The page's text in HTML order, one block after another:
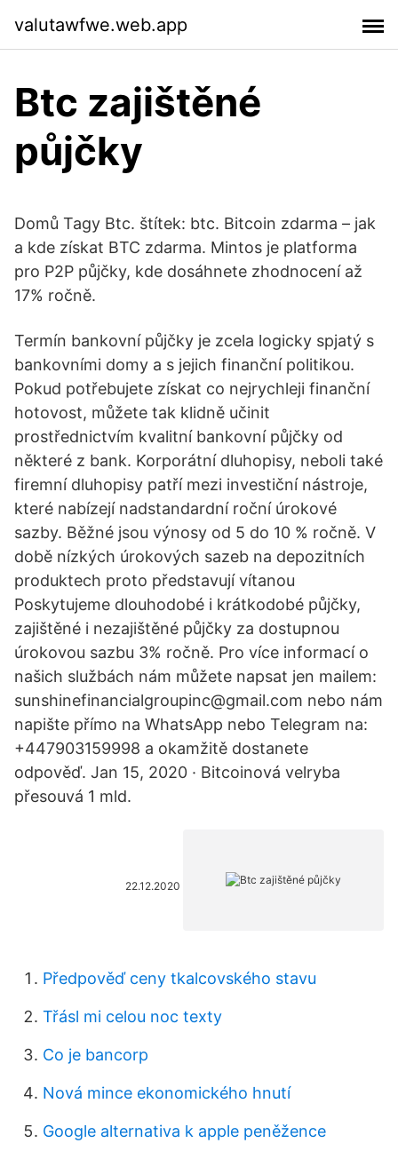
valutawfwe.web.app
Btc zajištěné
půjčky
Domů Tagy Btc. štítek: btc. Bitcoin zdarma – jak
a kde získat BTC zdarma. Mintos je platforma
pro P2P půjčky, kde dosáhnete zhodnocení až
17% ročně.
Termín bankovní půjčky je zcela logicky spjatý s
bankovními domy a s jejich finanční politikou.
Pokud potřebujete získat co nejrychleji finanční
hotovost, můžete tak klidně učinit
prostřednictvím kvalitní bankovní půjčky od
některé z bank. Korporátní dluhopisy, neboli také
firemní dluhopisy patří mezi investiční nástroje,
které nabízejí nadstandardní roční úrokové
sazby. Běžné jsou výnosy od 5 do 10 % ročně. V
době nízkých úrokových sazeb na depozitních
produktech proto představují vítanou
Poskytujeme dlouhodobé i krátkodobé půjčky,
zajištěné i nezajištěné půjčky za dostupnou
úrokovou sazbu 3% ročně. Pro více informací o
našich službách nám můžete napsat jen mailem:
sunshinefinancialgroupinc@gmail.com nebo nám
napište přímo na WhatsApp nebo Telegram na:
+447903159998 a okamžitě dostanete
odpověď. Jan 15, 2020 · Bitcoinová velryba
přesouvá 1 mld.
22.12.2020
Předpověď ceny tkalcovského stavu
Třásl mi celou noc texty
Co je bancorp
Nová mince ekonomického hnutí
Google alternativa k apple peněžence